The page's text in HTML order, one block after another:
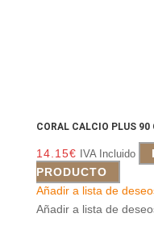
CORAL CALCIO PLUS 90
14.15€ IVA Incluido
PRODUCTO
Añadir a lista de
Añadir a lista de